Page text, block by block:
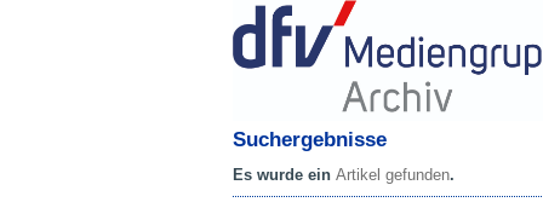
Suchergebnisse
Es wurde ein Artikel gefunden.